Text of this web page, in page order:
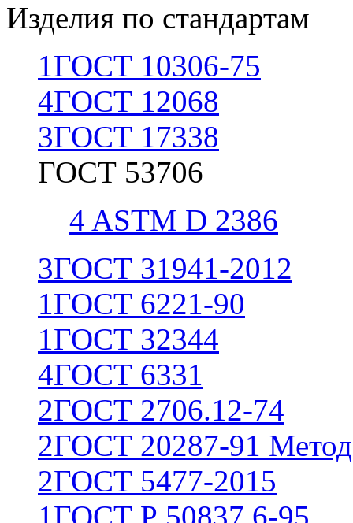
Изделия по стандартам
1ГОСТ 10306-75
4ГОСТ 12068
3ГОСТ 17338
ГОСТ 53706
4 ASTM D 2386
3ГОСТ 31941-2012
1ГОСТ 6221-90
1ГОСТ 32344
4ГОСТ 6331
2ГОСТ 2706.12-74
2ГОСТ 20287-91
2ГОСТ 5477-2015